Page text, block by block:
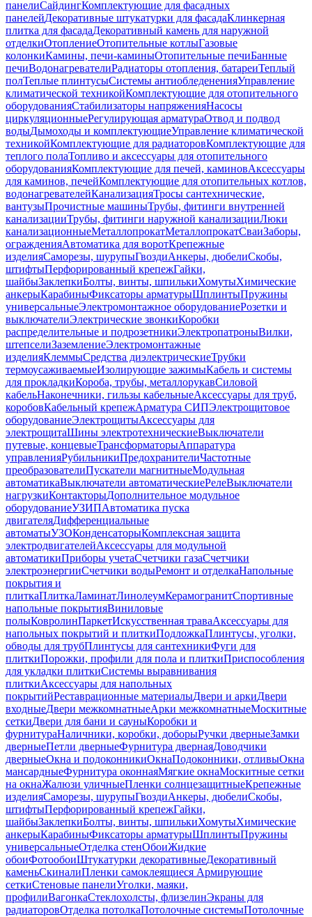
панелиСайдингКомплектующие для фасадных
панелейДекоративные штукатурки для фасадаКлинкерная
плитка для фасадаДекоративный камень для наружной
отделкиОтоплениеОтопительные котлыГазовые
колонкиКамины, печи-каминыОтопительные печиБанные
печиВодонагревателиРадиаторы отопления, батареиТеплый
полТеплые плинтусыСистемы антиобледененияУправление
климатической техникойКомплектующие для отопительного
оборудованияСтабилизаторы напряженияНасосы
циркуляционныеРегулирующая арматураОтвод и подвод
водыДымоходы и комплектующиеУправление климатической
техникойКомплектующие для радиаторовКомплектующие для
теплого полаТопливо и аксессуары для отопительного
оборудованияКомплектующие для печей, каминовАксессуары
для каминов, печейКомплектующие для отопительных котлов,
водонагревателейКанализацияТросы сантехнические,
вантузыПрочистные машиныТрубы, фитинги внутренней
канализацииТрубы, фитинги наружной канализацииЛюки
канализационныеМеталлопрокатМеталлопрокатСваиЗаборы,
огражденияАвтоматика для воротКрепежные
изделияСаморезы, шурупыГвоздиАнкеры, дюбелиСкобы,
штифтыПерфорированный крепежГайки,
шайбыЗаклепкиБолты, винты, шпилькиХомутыХимические
анкерыКарабиныФиксаторы арматурыШплинтыПружины
универсальныеЭлектромонтажное оборудованиеРозетки и
выключателиЭлектрические звонкиКоробки
распределительные и подрозетникиЭлектропатроныВилки,
штепселиЗаземлениеЭлектромонтажные
изделияКлеммыСредства диэлектрическиеТрубки
термоусаживаемыеИзолирующие зажимыКабель и системы
для прокладкиКороба, трубы, металлорукавСиловой
кабельНаконечники, гильзы кабельныеАксессуары для труб,
коробовКабельный крепежАрматура СИПЭлектрощитовое
оборудованиеЭлектрощитыАксессуары для
электрощитаШины электротехническиеВыключатели
путевые, концевыеТрансформаторыАппаратура
управленияРубильникиПредохранителиЧастотные
преобразователиПускатели магнитныеМодульная
автоматикаВыключатели автоматическиеРелеВыключатели
нагрузкиКонтакторыДополнительное модульное
оборудованиеУЗИПАвтоматика пуска
двигателяДифференциальные
автоматыУЗОКонденсаторыКомплексная защита
электродвигателейАксессуары для модульной
автоматикиПриборы учетаСчетчики газаСчетчики
электроэнергииСчетчики водыРемонт и отделкаНапольные
покрытия и
плиткаПлиткаЛаминатЛинолеумКерамогранитСпортивные
напольные покрытияВиниловые
полыКовролинПаркетИскусственная траваАксессуары для
напольных покрытий и плиткиПодложкаПлинтусы, уголки,
обводы для трубПлинтусы для сантехникиФуги для
плиткиПорожки, профили для пола и плиткиПриспособления
для укладки плиткиСистемы выравнивания
плиткиАксессуары для напольных
покрытийРеставрационные материалыДвери и аркиДвери
входныеДвери межкомнатныеАрки межкомнатныеМоскитные
сеткиДвери для бани и сауныКоробки и
фурнитураНаличники, коробки, доборыРучки дверныеЗамки
дверныеПетли дверныеФурнитура двернаяДоводчики
дверныеОкна и подоконникиОкнаПодоконники, отливыОкна
мансардныеФурнитура оконнаяМягкие окнаМоскитные сетки
на окнаЖалюзи уличныеПленки солнцезащитныеКрепежные
изделияСаморезы, шурупыГвоздиАнкеры, дюбелиСкобы,
штифтыПерфорированный крепежГайки,
шайбыЗаклепкиБолты, винты, шпилькиХомутыХимические
анкерыКарабиныФиксаторы арматурыШплинтыПружины
универсальныеОтделка стенОбоиЖидкие
обоиФотообоиШтукатурки декоративныеДекоративный
каменьСкиналиПленки самоклеящиеся Армирующие
сеткиСтеновые панелиУголки, маяки,
профилиВагонкаСтеклохолсты, флизелинЭкраны для
радиаторовОтделка потолкаПотолочные системыПотолочные